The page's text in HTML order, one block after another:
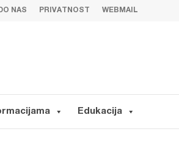
NAS PRIVATNOST WEBMAIL
Edukacija